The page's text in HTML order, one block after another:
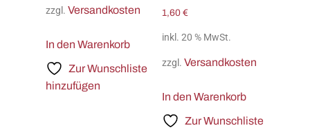
zzgl. Versandkosten
In den Warenkorb
Zur Wunschliste
hinzufügen
1,60 €
inkl. 20 % MwSt.
zzgl. Versandkosten
In den Warenkorb
Zur Wunschliste